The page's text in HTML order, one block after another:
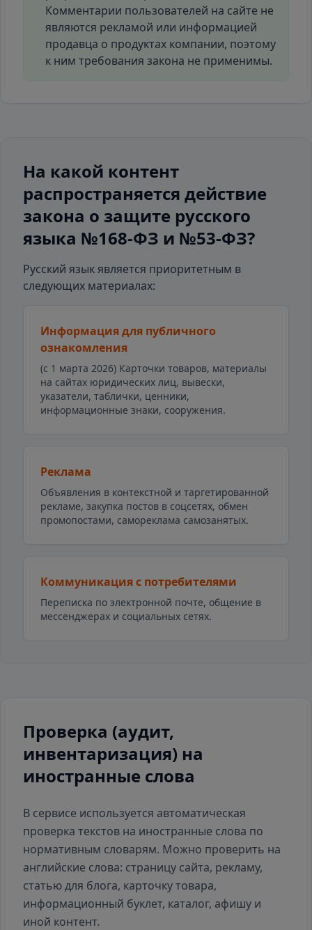
Комментарии пользователей на сайте не
являются рекламой или информацией
продавца о продуктах компании, поэтому
к ним требования закона не применимы.
На какой контент
распространяется действие
закона о защите русского
языка №168-ФЗ и №53-ФЗ?
Русский язык является приоритетным в
следующих материалах:
Информация для публичного
ознакомления
(с 1 марта 2026) Карточки товаров, материалы
на сайтах юридических лиц, вывески,
указатели, таблички, ценники,
информационные знаки, сооружения.
Реклама
Объявления в контекстной и таргетированной
рекламе, закупка постов в соцсетях, обмен
промопостами, самореклама самозанятых.
Коммуникация с потребителями
Переписка по электронной почте, общение в
мессенджерах и социальных сетях.
Проверка (аудит,
инвентаризация) на
иностранные слова
В сервисе используется автоматическая
проверка текстов на иностранные слова по
нормативным словарям. Можно проверить на
английские слова: страницу сайта, рекламу,
статью для блога, карточку товара,
информационный буклет, каталог, афишу и
иной контент.